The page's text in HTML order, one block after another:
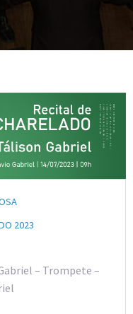
2023
– Trompete –